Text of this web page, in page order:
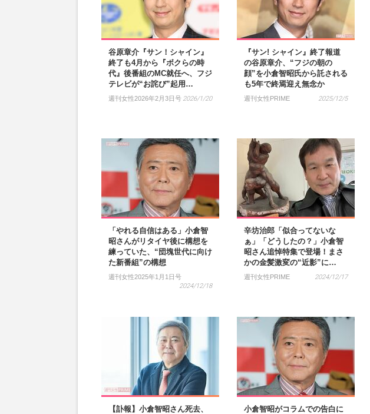
谷原章介『サン！シャイン』
終了も4月から『ボクらの時
代』後番組のMC就任へ、フジ
テレビが“お詫び”起用…
週刊女性2026年2月3日号 2026/1/20
『サン! シャイン』終了報道
の谷原章介、“フジの朝の
顔”を小倉智昭氏から託される
も5年で終焉迎え無念か
週刊女性PRIME 2025/12/5
「やれる自信はある」小倉智
昭さんがリタイヤ後に構想を
練っていた、“団塊世代に向け
た新番組”の構想
週刊女性2025年1月1日号
2024/12/18
辛坊治郎「似合ってないな
ぁ」「どうしたの？」小倉智
昭さん追悼特集で登場！まさ
かの金髪激変の“近影”に…
週刊女性PRIME 2024/12/17
【訃報】小倉智昭さん死去、
小倉智昭がコラムでの告白に